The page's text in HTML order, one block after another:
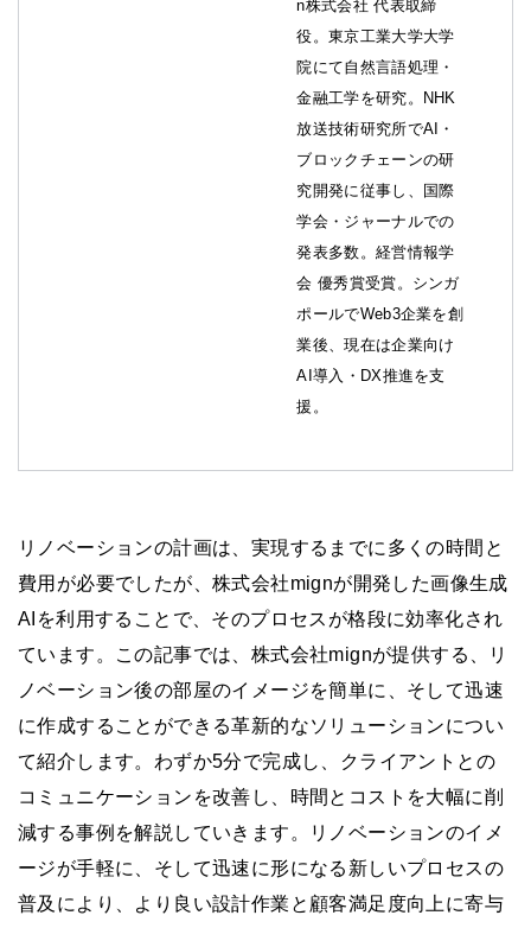
n株式会社 代表取締
役。東京工業大学大学
院にて自然言語処理・
金融工学を研究。NHK
放送技術研究所でAI・
ブロックチェーンの研
究開発に従事し、国際
学会・ジャーナルでの
発表多数。経営情報学
会 優秀賞受賞。シンガ
ポールでWeb3企業を創
業後、現在は企業向け
AI導入・DX推進を支
援。
リノベーションの計画は、実現するまでに多くの時間と
費用が必要でしたが、株式会社mignが開発した画像生成
AIを利用することで、そのプロセスが格段に効率化され
ています。この記事では、株式会社mignが提供する、リ
ノベーション後の部屋のイメージを簡単に、そして迅速
に作成することができる革新的なソリューションについ
て紹介します。わずか5分で完成し、クライアントとの
コミュニケーションを改善し、時間とコストを大幅に削
減する事例を解説していきます。リノベーションのイメ
ージが手軽に、そして迅速に形になる新しいプロセスの
普及により、より良い設計作業と顧客満足度向上に寄与